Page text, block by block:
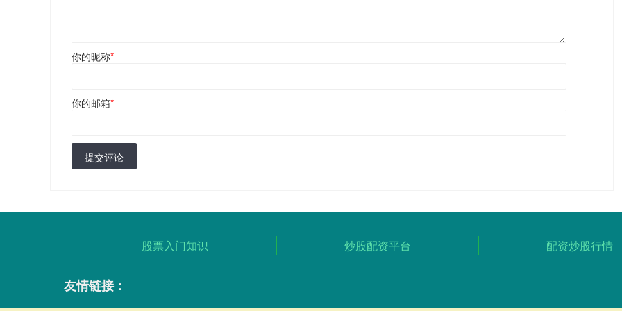
你的昵称*
你的邮箱*
提交评论
股票入门知识 炒股配资平台 配资炒股行情
友情链接：